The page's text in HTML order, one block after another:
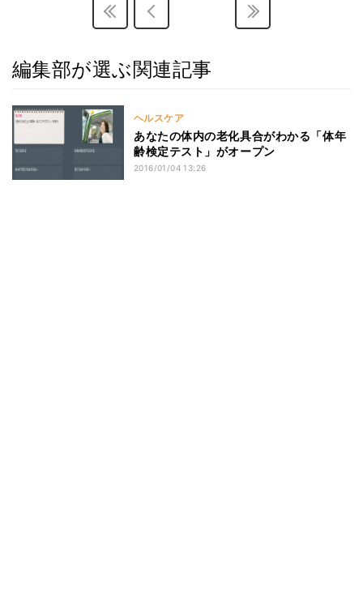
編集部が選ぶ関連記事
ヘルスケア
あなたの体内の老化具合がわかる「体年
齢検定テスト」がオープン
2016/01/04 13:26